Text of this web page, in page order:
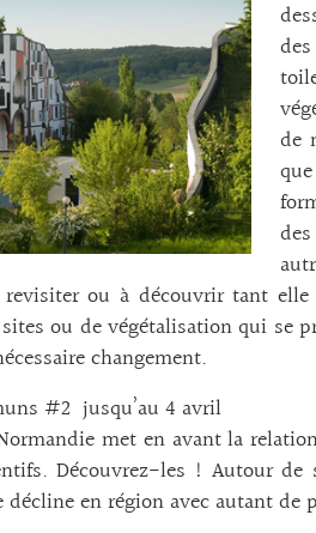
de
ou à découvrir tant
ou de végétalisation qui se
changement.
#2 jusqu’au 4 avril
met en avant la
Découvrez-les ! Autour
décline en région avec autant de